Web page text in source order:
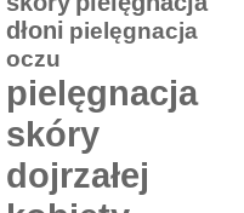
dłoni pielęgnacja
oczu
pielęgnacja
skóry
dojrzałej